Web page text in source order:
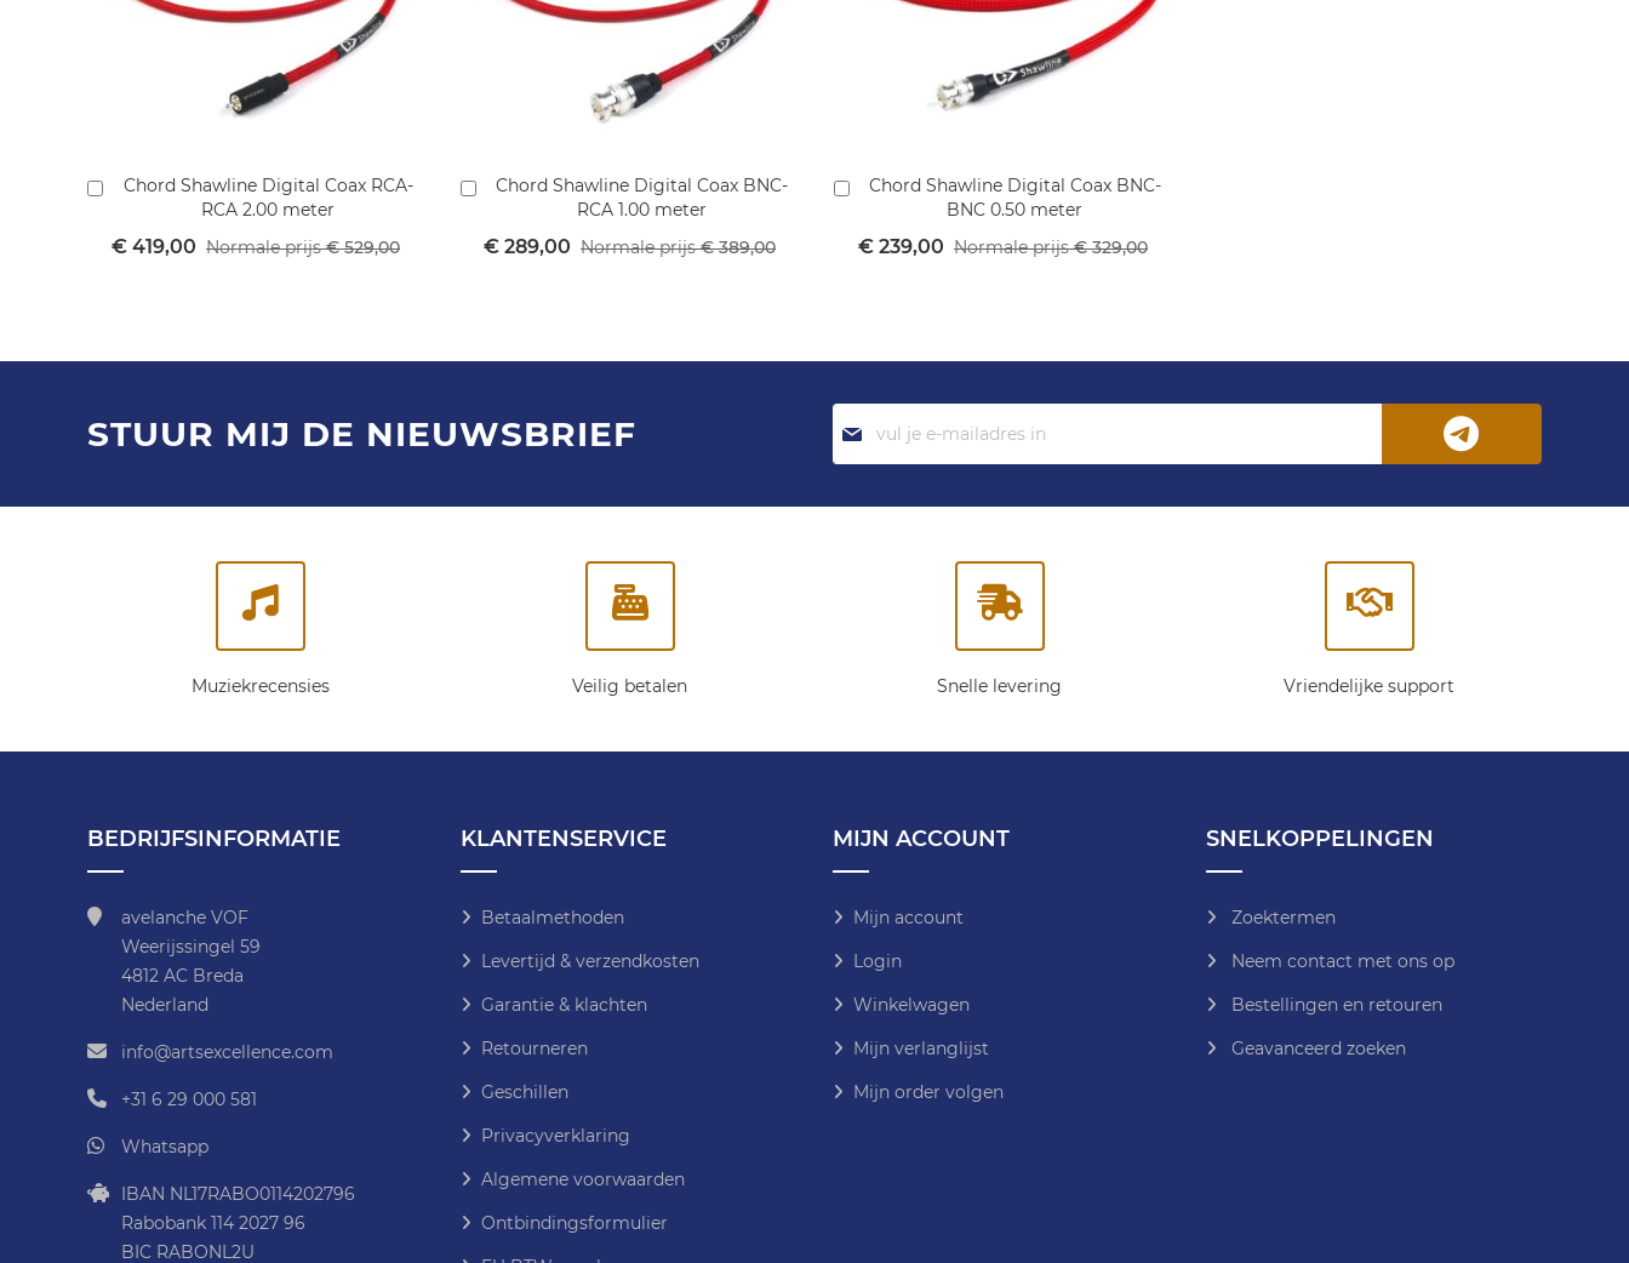
Chord Shawline Digital Coax RCA-
RCA 2.00 meter
Speciale
€ 419,00 Normale prijs € 529,00
winkelmandje
Chord Shawline Digital Coax BNC-
RCA 1.00 meter
Speciale
€ 289,00 Normale prijs € 389,00
In
winkelmandje
Chord Shawline Digital Coax BNC-
BNC 0.50 meter
Speciale
€ 239,00 Normale prijs € 329,00
In
winkelmandje
STUUR MIJ DE NIEUWSBRIEF
je
op
nieuwsbrief:
Muziekrecensies Veilig betalen Snelle levering Vriendelijke support
BEDRIJFSINFORMATIE
avelanche VOF
Weerijssingel 59
4812 AC Breda
Nederland
info@artsexcellence.com
+31 6 29 000 581
Whatsapp
IBAN NL17RABO0114202796
Rabobank 114 2027 96
BIC RABONL2U
KLANTENSERVICE
Betaalmethoden
Levertijd & verzendkosten
Garantie & klachten
Retourneren
Geschillen
Privacyverklaring
Algemene voorwaarden
Ontbindingsformulier
MIJN ACCOUNT
Mijn account
Login
Winkelwagen
Mijn verlanglijst
Mijn order volgen
SNELKOPPELINGEN
Zoektermen
Neem contact met ons op
Bestellingen en retouren
Geavanceerd zoeken